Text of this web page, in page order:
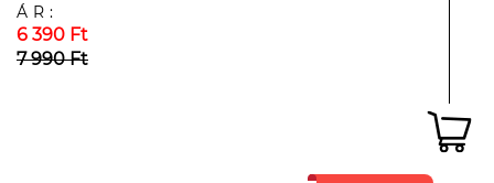
ÁR:
6 390 Ft
7 990 Ft